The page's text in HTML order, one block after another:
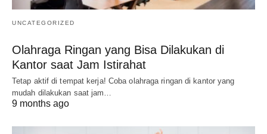
UNCATEGORIZED
Olahraga Ringan yang Bisa Dilakukan di
Kantor saat Jam Istirahat
Tetap aktif di tempat kerja! Coba olahraga ringan di kantor yang
mudah dilakukan saat jam…
9 months ago